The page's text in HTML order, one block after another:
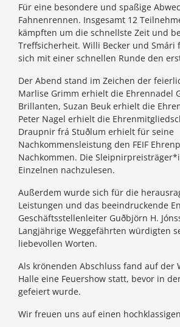
Für eine besondere und spaßige
Fahnenrennen. Insgesamt 12
kämpften um die schnellste Zeit und
Treffsicherheit. Willi Becker und Smári
sich mit einer schnellen Runde den
Der Abend stand im Zeichen der
Marlise Grimm erhielt die Ehrennadel
Brillanten, Suzan Beuk erhielt die
Peter Nagel erhielt die
Draupnir frá Stuðlum erhielt für seine
Nachkommensleistung den FEIF
Nachkommen. Die
Einzelnen nachzulesen.
Außerdem wurde sich für die
Leistungen und das beeindruckende
Geschäftsstellenleiter Guðbjörn H.
Langjährige Weggefährten würdigten
liebevollen Worten.
Als krönenden Abschluss fand auf der
Halle eine Feuershow statt, bevor in
gefeiert wurde.
Wir freuen uns auf einen